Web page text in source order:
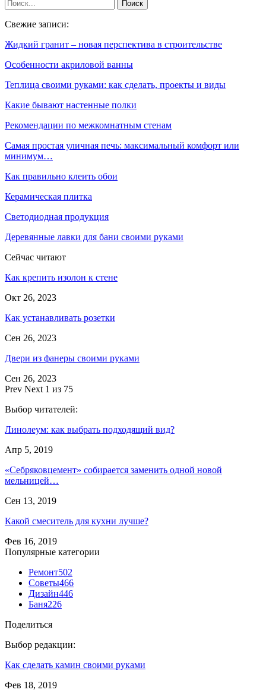
Свежие записи:
Жидкий гранит – новая перспектива в строительстве
Особенности акриловой ванны
Теплица своими руками: как сделать, проекты и виды
Какие бывают настенные полки
Рекомендации по межкомнатным стенам
Самая простая уличная печь: максимальный комфорт или
минимум…
Как правильно клеить обои
Керамическая плитка
Светодиодная продукция
Деревянные лавки для бани своими руками
Сейчас читают
Как крепить изолон к стене
Окт 26, 2023
Как устанавливать розетки
Сен 26, 2023
Двери из фанеры своими руками
Сен 26, 2023
Prev Next 1 из 75
Выбор читателей:
Линолеум: как выбрать подходящий вид?
Апр 5, 2019
«Себряковцемент» собирается заменить одной новой
мельницей…
Сен 13, 2019
Какой смеситель для кухни лучше?
Фев 16, 2019
Популярные категории
Ремонт502
Советы466
Дизайн446
Баня226
Поделиться
Выбор редакции:
Как сделать камин своими руками
Фев 18, 2019